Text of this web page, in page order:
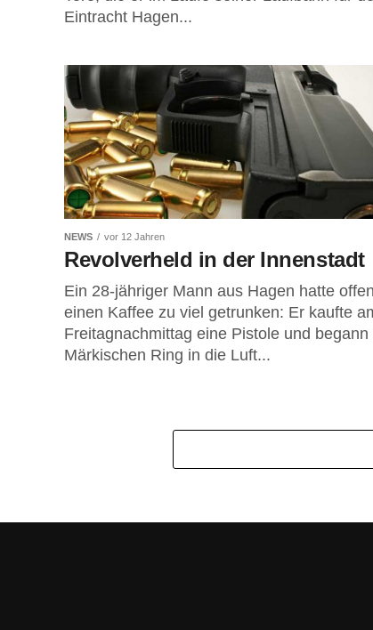
Eintracht Hagen...
NEWS vor 12 Jahren
Revolverheld in der Innenstadt
Ein 28-jähriger Mann aus Hagen hatte
einen Kaffee zu viel getrunken: Er kaufte
Freitagnachmittag eine Pistole und begann
Märkischen Ring in die Luft...